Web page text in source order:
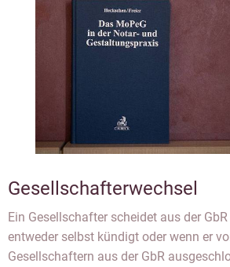
Gesellschafterwechsel
Ein Gesellschafter scheidet aus der
entweder selbst kündigt oder wenn er
Gesellschaftern aus der GbR